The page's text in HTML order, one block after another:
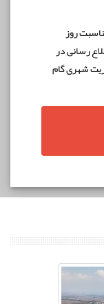
روز
رسانی در
شهری گام